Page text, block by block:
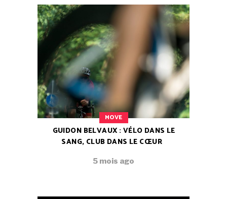
MOVE
GUIDON BELVAUX : VÉLO DANS LE
SANG, CLUB DANS LE CŒUR
5 mois ago